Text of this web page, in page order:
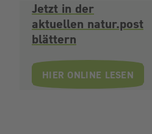
Jetzt in der
aktuellen natur.post
blättern
HIER ONLINE LESEN